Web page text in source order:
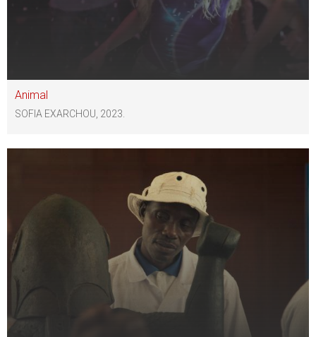
Animal
SOFIA EXARCHOU, 2023.